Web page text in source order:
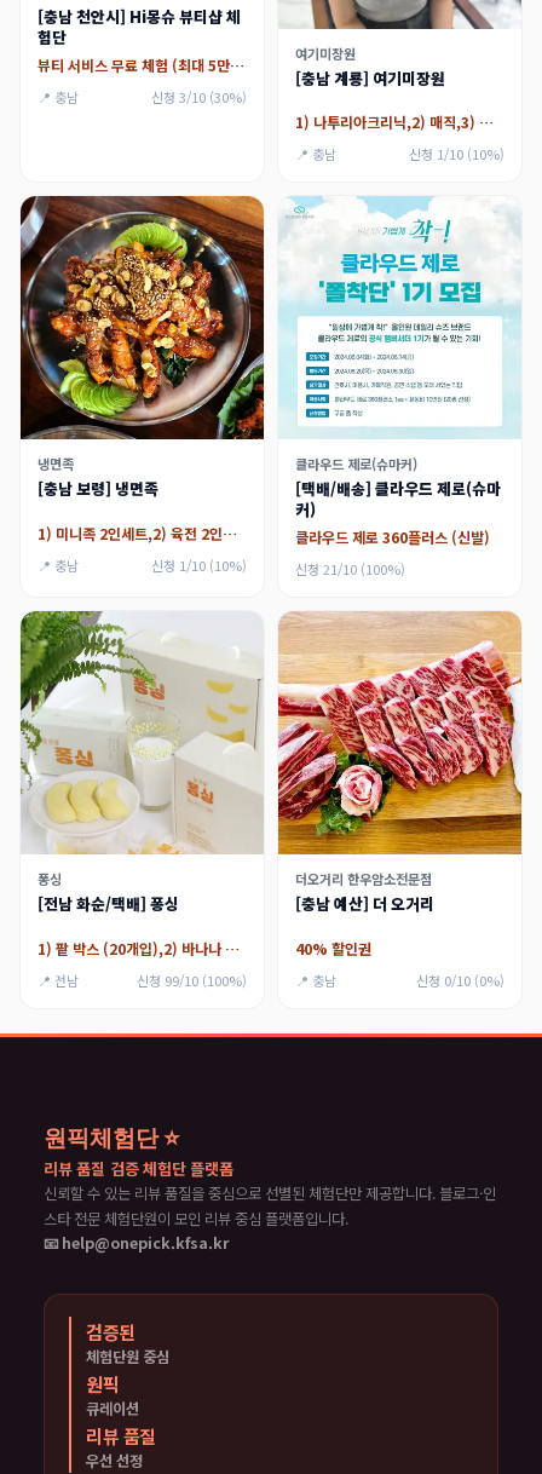
[충남 천안시] Hi몽슈 뷰티샵 체
험단
뷰티 서비스 무료 체험 (최대 5만원)
📍 충남 신청 3/10 (30%)
여기미장원
[충남 계룡] 여기미장원
1) 나투리아크리닉,2) 매직,3) 매직셋팅,4) 셋팅펌,5) 일반펌
📍 충남 신청 1/10 (10%)
냉면족
[충남 보령] 냉면족
1) 미니족 2인세트,2) 육전 2인세트
📍 충남 신청 1/10 (10%)
클라우드 제로(슈마커)
[택배/배송] 클라우드 제로(슈마
커)
클라우드 제로 360플러스 (신발)
신청 21/10 (100%)
퐁싱
[전남 화순/택배] 퐁싱
1) 팥 박스 (20개입),2) 바나나 박스 (20개입),3) [택배] 팥 박스 (20개입),4) [택배] 바나나 박스 (20개입)
📍 전남 신청 99/10 (100%)
더오거리 한우암소전문점
[충남 예산] 더 오거리
40% 할인권
📍 충남 신청 0/10 (0%)
원픽체험단 ⭐
리뷰 품질 검증 체험단 플랫폼
신뢰할 수 있는 리뷰 품질을 중심으로 선별된 체험단만 제공합니다. 블로그·인
스타 전문 체험단원이 모인 리뷰 중심 플랫폼입니다.
📧 help@onepick.kfsa.kr
검증된
체험단원 중심
원픽
큐레이션
리뷰 품질
우선 선정